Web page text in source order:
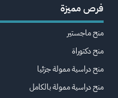
فرص مميزة
منح ماجستير
منح دكتوراة
منح دراسية ممولة جزئيا
منح دراسية ممولة بالكامل